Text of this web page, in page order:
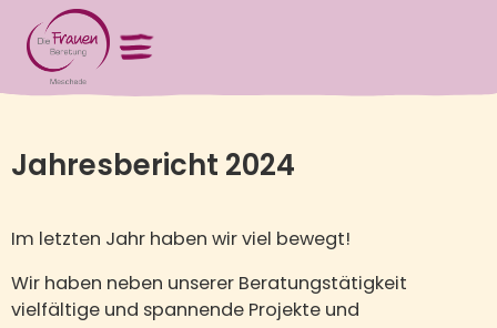
Jahresbericht 2024
Im letzten Jahr haben wir viel bewegt!
Wir haben neben unserer Beratungstätigkeit
vielfältige und spannende Projekte und